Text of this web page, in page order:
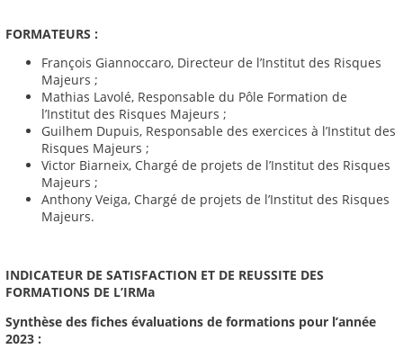
FORMATEURS :
François Giannoccaro, Directeur de l’Institut des Risques
Majeurs ;
Mathias Lavolé, Responsable du Pôle Formation de
l’Institut des Risques Majeurs ;
Guilhem Dupuis, Responsable des exercices à l’Institut des
Risques Majeurs ;
Victor Biarneix, Chargé de projets de l’Institut des Risques
Majeurs ;
Anthony Veiga, Chargé de projets de l’Institut des Risques
Majeurs.
INDICATEUR DE SATISFACTION ET DE REUSSITE DES
FORMATIONS DE L’IRMa
Synthèse des fiches évaluations de formations pour l’année
2023 :